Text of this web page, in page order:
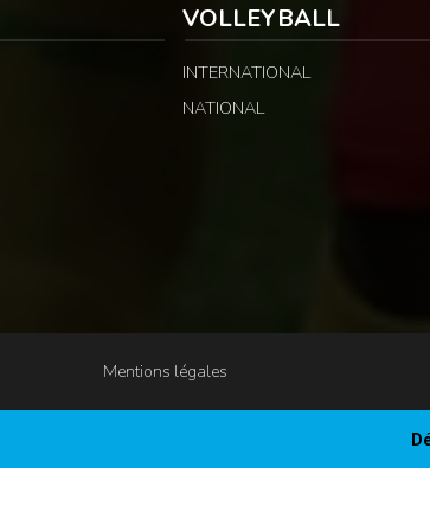
VOLLEYBALL
INTERNATIONAL
NATIONAL
Mentions légales